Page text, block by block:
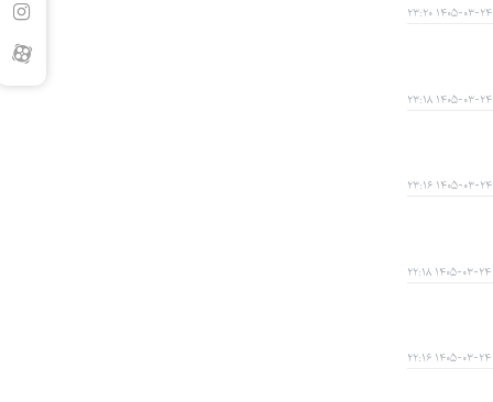
۱۴۰۵-۰۳-۲۴ ۲۳:۲۰
۱۴۰۵-۰۳-۲۴ ۲۳:۱۸
۱۴۰۵-۰۳-۲۴ ۲۳:۱۶
۱۴۰۵-۰۳-۲۴ ۲۲:۱۸
۱۴۰۵-۰۳-۲۴ ۲۲:۱۶